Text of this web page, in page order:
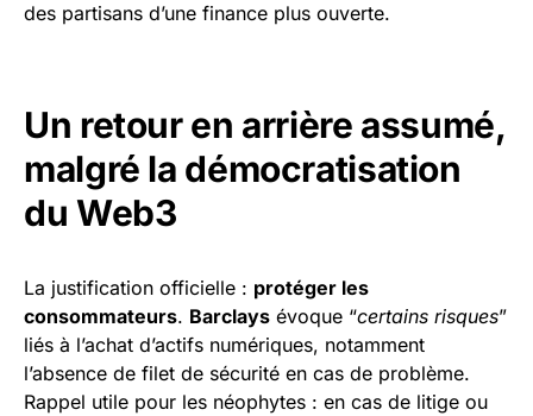
des partisans d’une finance plus ouverte.
Un retour en arrière assumé,
malgré la démocratisation
du Web3
La justification officielle : protéger les
consommateurs. Barclays évoque “certains risques”
liés à l’achat d’actifs numériques, notamment
l’absence de filet de sécurité en cas de problème.
Rappel utile pour les néophytes : en cas de litige ou